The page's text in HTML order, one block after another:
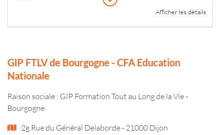
Afficher les détails
GIP FTLV de Bourgogne - CFA Education
Nationale
Raison sociale : GIP Formation Tout au Long de la Vie -
Bourgogne
2g Rue du Général Delaborde - 21000 Dijon